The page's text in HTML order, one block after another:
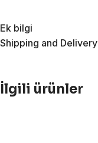
Ek bilgi
Shipping and Delivery
İlgili ürünler